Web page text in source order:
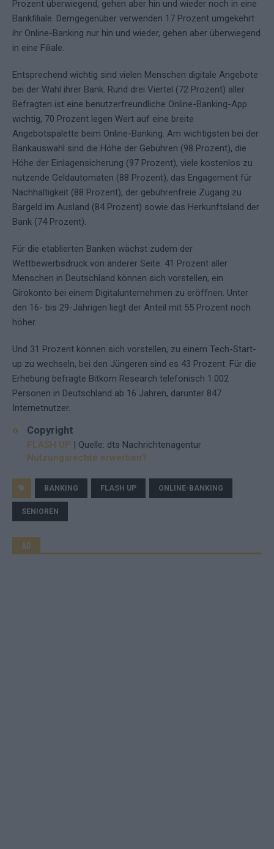
Prozent überwiegend, gehen aber hin und wieder noch in eine
Bankfiliale. Demgegenüber verwenden 17 Prozent umgekehrt
ihr Online-Banking nur hin und wieder, gehen aber überwiegend
in eine Filiale.
Entsprechend wichtig sind vielen Menschen digitale Angebote
bei der Wahl ihrer Bank. Rund drei Viertel (72 Prozent) aller
Befragten ist eine benutzerfreundliche Online-Banking-App
wichtig, 70 Prozent legen Wert auf eine breite
Angebotspalette beim Online-Banking. Am wichtigsten bei der
Bankauswahl sind die Höhe der Gebühren (98 Prozent), die
Höhe der Einlagensicherung (97 Prozent), viele kostenlos zu
nutzende Geldautomaten (88 Prozent), das Engagement für
Nachhaltigkeit (88 Prozent), der gebührenfreie Zugang zu
Bargeld im Ausland (84 Prozent) sowie das Herkunftsland der
Bank (74 Prozent).
Für die etablierten Banken wächst zudem der
Wettbewerbsdruck von anderer Seite. 41 Prozent aller
Menschen in Deutschland können sich vorstellen, ein
Girokonto bei einem Digitalunternehmen zu eröffnen. Unter
den 16- bis 29-Jährigen liegt der Anteil mit 55 Prozent noch
höher.
Und 31 Prozent können sich vorstellen, zu einem Tech-Start-
up zu wechseln, bei den Jüngeren sind es 43 Prozent. Für die
Erhebung befragte Bitkom Research telefonisch 1.002
Personen in Deutschland ab 16 Jahren, darunter 847
Internetnutzer.
Copyright
FLASH UP | Quelle: dts Nachrichtenagentur
Nutzungsrechte erwerben?
BANKING FLASH UP ONLINE-BANKING
SENIOREN
AD